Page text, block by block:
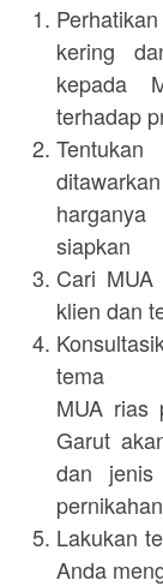
kering
kepada
terhadap
siapkan
Cari MUA
klien dan
tema
MUA rias
Garut
dan jenis
Lakukan
Anda